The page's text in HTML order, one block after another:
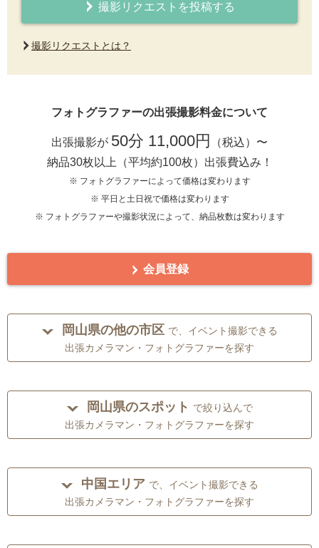
撮影リクエストを投稿する
撮影リクエストとは？
フォトグラファーの出張撮影料金について
出張撮影が 50分 11,000円
（税込）〜
納品30枚以上（平均約100枚）出張費込み！
※ フォトグラファーによって価格は変わります
※ 平日と土日祝で価格は変わります
※ フォトグラファーや撮影状況によって、納品枚数は変わります
会員登録
岡山県の他の市区 で、イベント撮影できる
出張カメラマン・フォトグラファーを探す
岡山県のスポット で絞り込んで
出張カメラマン・フォトグラファーを探す
中国エリア で、イベント撮影できる
出張カメラマン・フォトグラファーを探す